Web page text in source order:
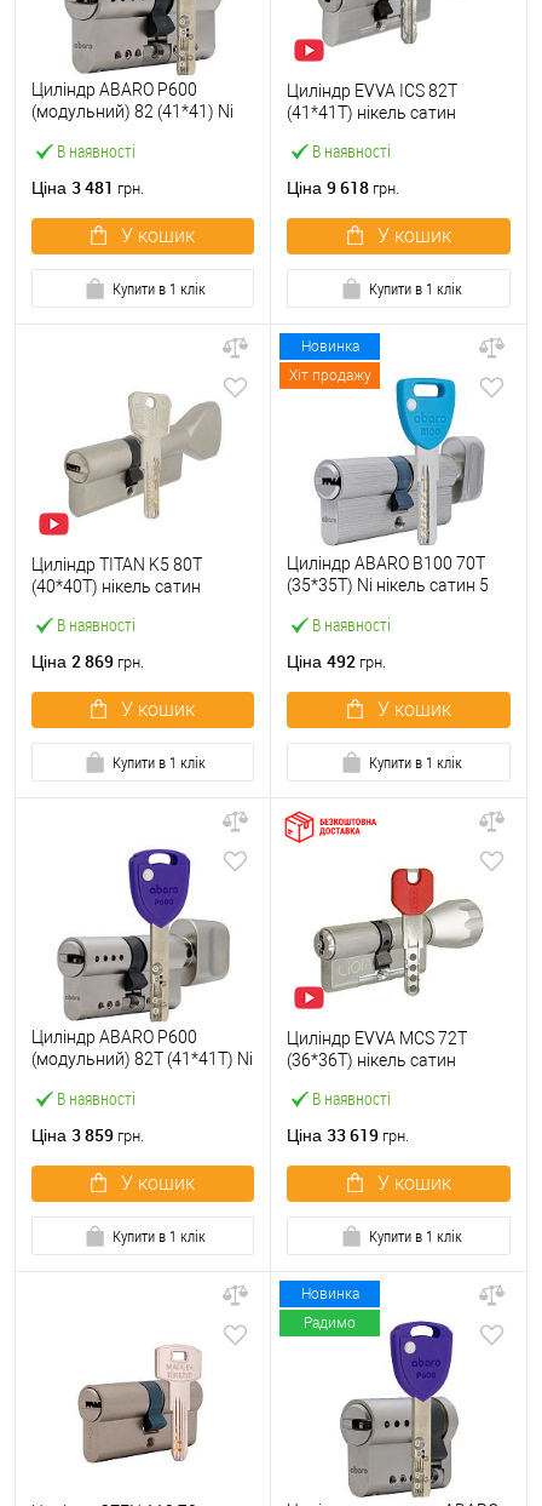
В наявності
Циліндр ABARO P600
(модульний) 82 (41*41) Ni
Ціна 3 481 грн.
У кошик
Купити в 1 клік
В наявності
Циліндр EVVA ICS 82T
(41*41T) нікель сатин
Ціна 9 618 грн.
У кошик
Купити в 1 клік
В наявності
Циліндр TITAN K5 80T
(40*40T) нікель сатин
Ціна 2 869 грн.
У кошик
Купити в 1 клік
Новинка
Хіт продажу
В наявності
Циліндр ABARO B100 70T
(35*35T) Ni нікель сатин 5
Ціна 492 грн.
У кошик
Купити в 1 клік
В наявності
Циліндр ABARO P600
(модульний) 82T (41*41T) Ni
Ціна 3 859 грн.
У кошик
Купити в 1 клік
В наявності
Циліндр EVVA MCS 72T
(36*36T) нікель сатин
Ціна 33 619 грн.
У кошик
Купити в 1 клік
Новинка
Радимо